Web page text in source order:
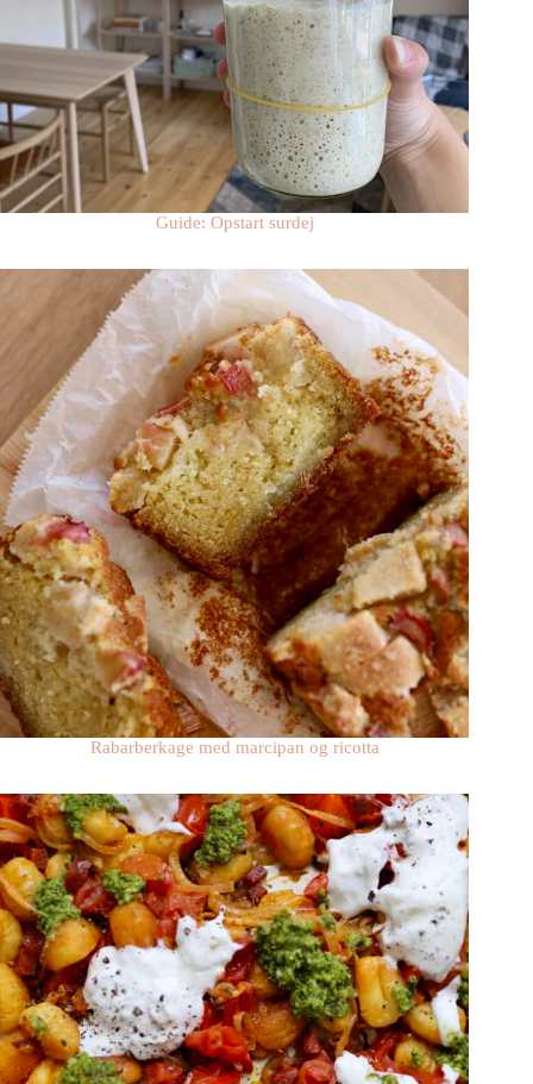
Guide: Opstart surdej
Rabarberkage med marcipan og ricotta